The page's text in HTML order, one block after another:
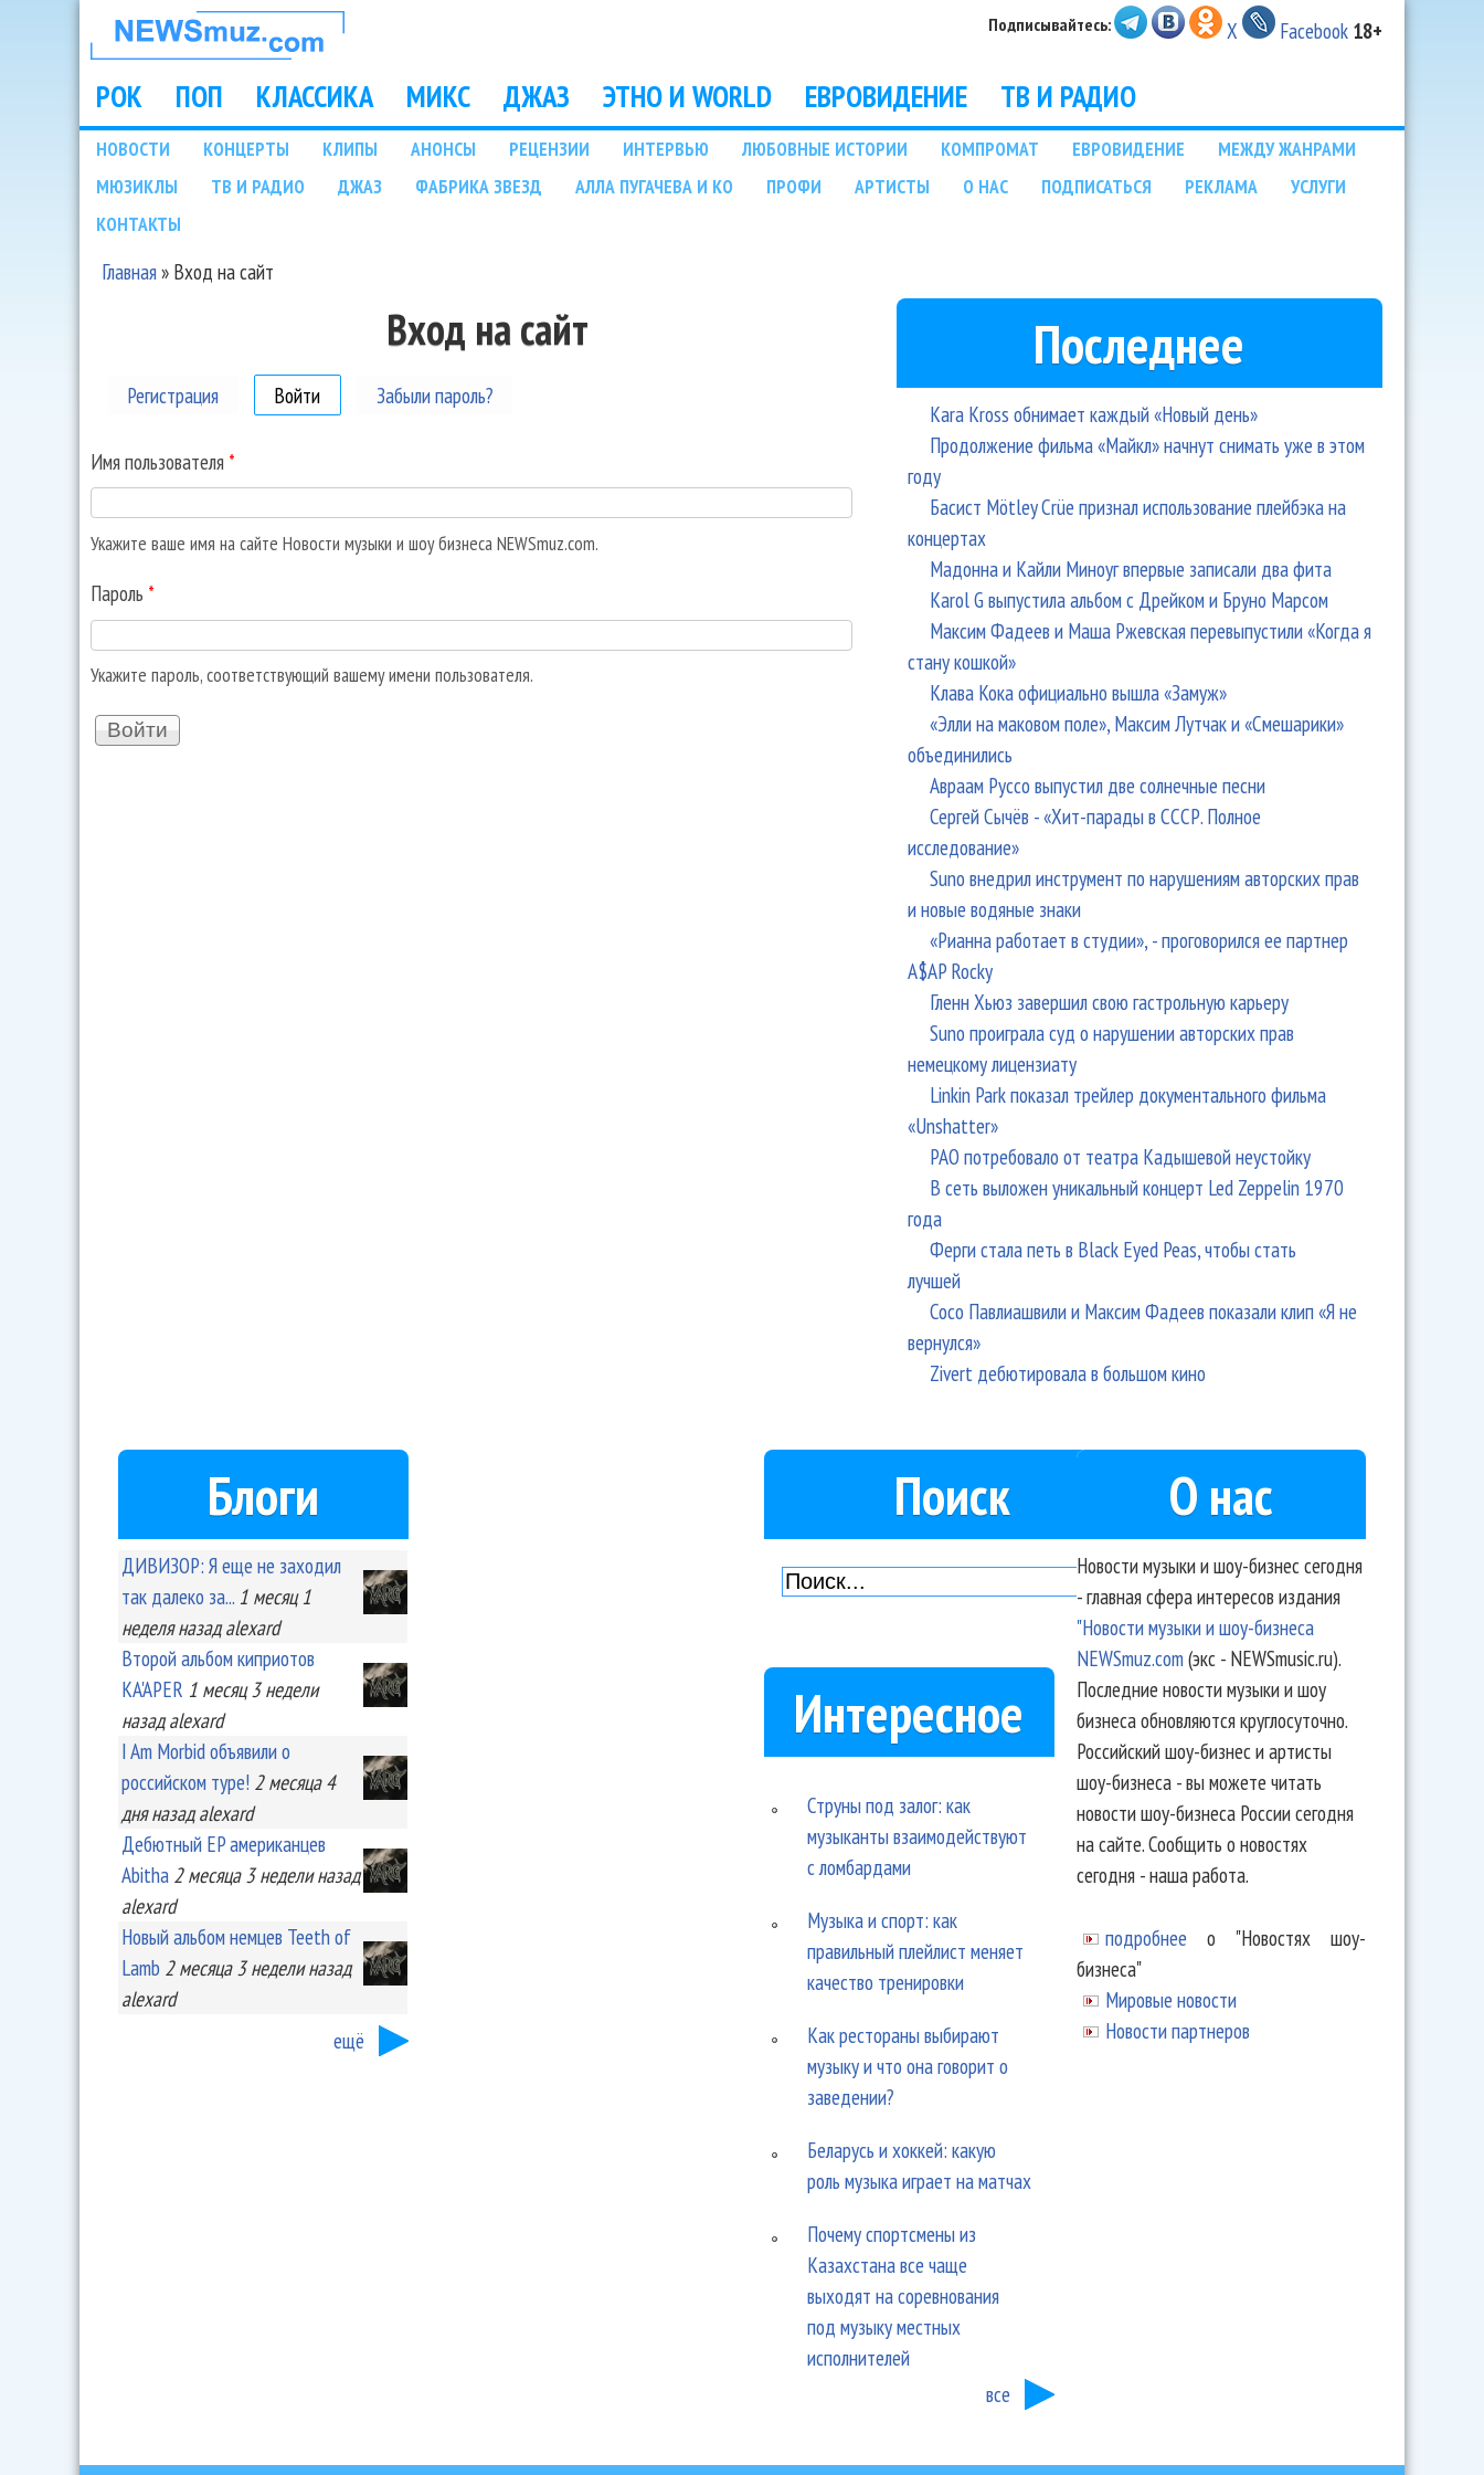
НОВОСТИ
МУЗЫКИ И
ШОУ БИЗНЕСА
NEWSMUZ.COM
Подписывайтесь: X Facebook 18+
Main menu
РОК ПОП КЛАССИКА МИКС ДЖАЗ ЭТНО И WORLD ЕВРОВИДЕНИЕ ТВ И РАДИО
Подразделы
НОВОСТИ КОНЦЕРТЫ КЛИПЫ АНОНСЫ РЕЦЕНЗИИ ИНТЕРВЬЮ ЛЮБОВНЫЕ ИСТОРИИ КОМПРОМАТ ЕВРОВИДЕНИЕ
МЕЖДУ ЖАНРАМИ
МЮЗИКЛЫ
ТВ И РАДИО ДЖАЗ ФАБРИКА ЗВЕЗД АЛЛА ПУГАЧЕВА И КО ПРОФИ АРТИСТЫ О НАС ПОДПИСАТЬСЯ РЕКЛАМА
УСЛУГИ
КОНТАКТЫ
Вы здесь
Главная» Вход на сайт
Вход на сайт
Регистрация Войти (активная вкладка)
Забыли пароль?
Имя пользователя *
Укажите ваше имя на сайте Новости музыки и шоу бизнеса NEWSmuz.com.
Пароль *
Укажите пароль, соответствующий вашему имени пользователя.
Последнее
Kara Kross обнимает каждый «Новый день»
Продолжение фильма «Майкл» начнут снимать уже в этом
году
Басист Mötley Crüe признал использование плейбэка на
концертах
Мадонна и Кайли Миноуг впервые записали два фита
Karol G выпустила альбом с Дрейком и Бруно Марсом
Максим Фадеев и Маша Ржевская перевыпустили «Когда я
стану кошкой»
Клава Кока официально вышла «Замуж»
«Элли на маковом поле», Максим Лутчак и «Смешарики»
объединились
Авраам Руссо выпустил две солнечные песни
Сергей Сычёв - «Хит-парады в СССР. Полное
исследование»
Suno внедрил инструмент по нарушениям авторских прав
и новые водяные знаки
«Рианна работает в студии», - проговорился ее партнер
A$AP Rocky
Гленн Хьюз завершил свою гастрольную карьеру
Suno проиграла суд о нарушении авторских прав
немецкому лицензиату
Linkin Park показал трейлер документального фильма
«Unshatter»
РАО потребовало от театра Кадышевой неустойку
В сеть выложен уникальный концерт Led Zeppelin 1970
года
Ферги стала петь в Black Eyed Peas, чтобы стать
лучшей
Сосо Павлиашвили и Максим Фадеев показали клип «Я не
вернулся»
Zivert дебютировала в большом кино
Блоги
ДИВИЗОР: Я еще не заходил
так далеко за... 1 месяц 1
неделяназад alexard
Второй альбом киприотов
KA'APER 1 месяц 3 недели
назад alexard
I Am Morbid объявили о
российском туре! 2 месяца 4
дняназад alexard
Дебютный EP американцев
Abitha 2 месяца 3 неделиназад
alexard
Новый альбом немцев Teeth of
Lamb 2 месяца 3 неделиназад
alexard
ещё
Поиск
Интересное
Струны под залог: как
музыканты взаимодействуют
с ломбардами
Музыка и спорт: как
правильный плейлист меняет
качество тренировки
Как рестораны выбирают
музыку и что она говорит о
заведении?
Беларусь и хоккей: какую
роль музыка играет на матчах
Почему спортсмены из
Казахстана все чаще
выходят на соревнования
под музыку местных
исполнителей
все
О нас
Новости музыки и шоу-бизнес сегодня
- главная сфера интересов издания
"Новости музыки и шоу-бизнеса
NEWSmuz.com(экс - NEWSmusic.ru).
Последние новости музыки и шоу
бизнеса обновляются круглосуточно.
Российский шоу-бизнес и артисты
шоу-бизнеса - вы можете читать
новости шоу-бизнеса России сегодня
на сайте. Сообщить о новостях
сегодня - наша работа.
подробнее о "Новостях шоу-
бизнеса"
Мировые новости
Новости партнеров